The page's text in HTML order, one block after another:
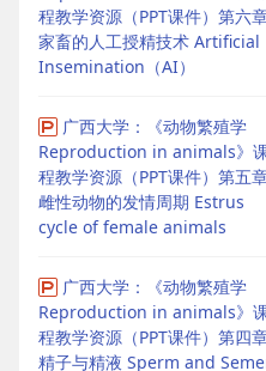
程教学资源（PPT课件）第六
家畜的人工授精技术 Artificial
Insemination（AI）
广西大学：《动物繁殖学
Reproduction in animals》
程教学资源（PPT课件）第五
雌性动物的发情周期 Estrus
cycle of female animals
广西大学：《动物繁殖学
Reproduction in animals》
程教学资源（PPT课件）第四
精子与精液 Sperm and